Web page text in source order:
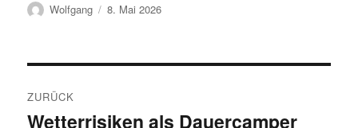
Autor
Wolfgang
Veröffentlicht
8. Mai 2026
ZURÜCK
Vorheriger
Wetterrisiken als Dauercamper